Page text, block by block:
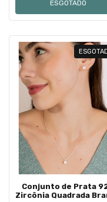
ESGOTADO
Conjunto de Prata
Zircônia Quadrada